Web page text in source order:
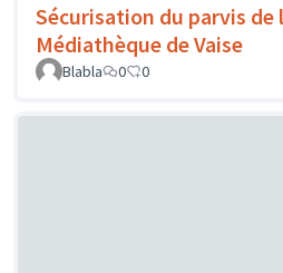
Sécurisation du parvis de
Médiathèque de Vaise
Blabla
0 0